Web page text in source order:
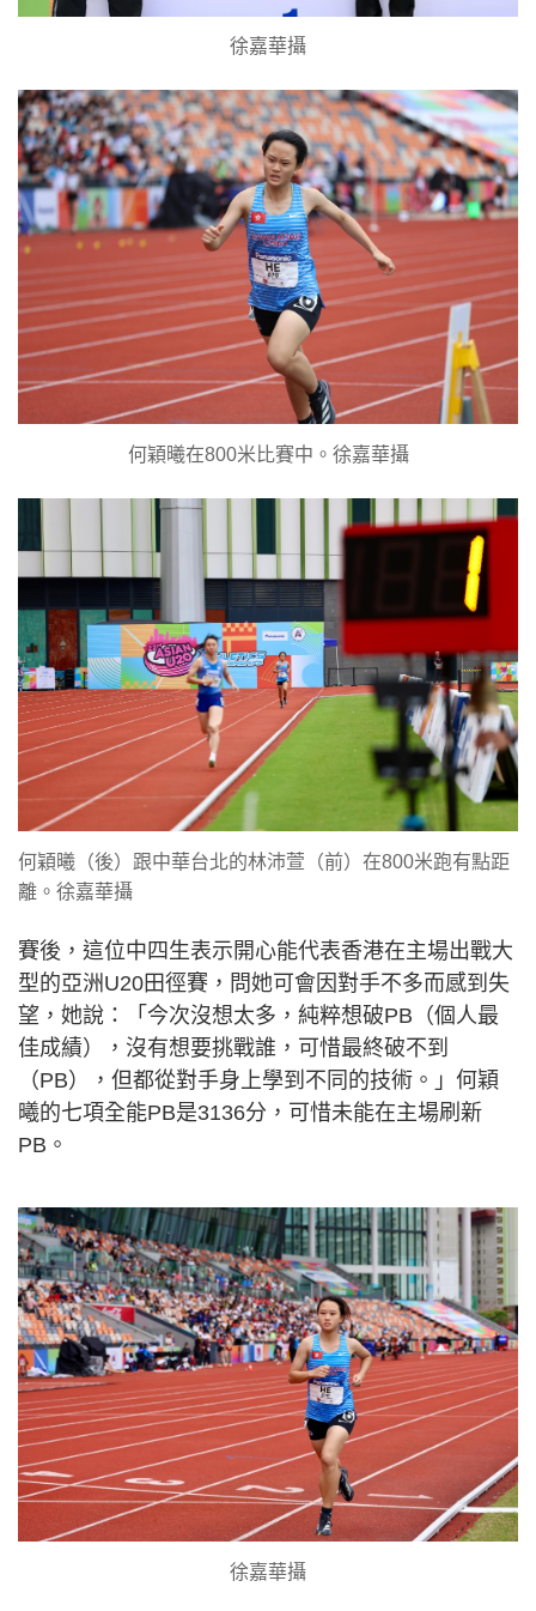
徐嘉華攝
何穎曦在800米比賽中。徐嘉華攝
何穎曦（後）跟中華台北的林沛萱（前）在800米跑有點距
離。徐嘉華攝
賽後，這位中四生表示開心能代表香港在主場出戰大
型的亞洲U20田徑賽，問她可會因對手不多而感到失
望，她說：「今次沒想太多，純粹想破PB（個人最
佳成績），沒有想要挑戰誰，可惜最終破不到
（PB），但都從對手身上學到不同的技術。」何穎
曦的七項全能PB是3136分，可惜未能在主場刷新
PB。
徐嘉華攝